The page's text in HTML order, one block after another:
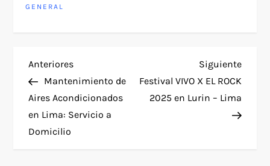
GENERAL
N
a
v
Entrada
anterior
Anteriores
Mantenimiento de
Aires Acondicionados
en Lima: Servicio a
Domicilio
Siguiente
Festival VIVO X EL ROCK
2025 en Lurin – Lima